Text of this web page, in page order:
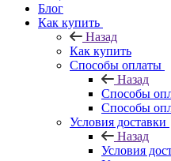
Блог
Как купить
Назад
Как купить
Способы оплаты
Назад
Способы
Способы
Условия доставки
Назад
Условия